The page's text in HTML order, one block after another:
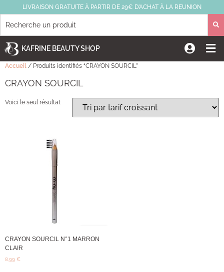
LIVRAISON GRATUITE À PARTIR DE 29€ D’ACHAT À LA REUNION
KAFRINE BEAUTY SHOP
Accueil / Produits identifiés “CRAYON SOURCIL”
CRAYON SOURCIL
Voici le seul résultat
CRAYON SOURCIL N°1 MARRON
CLAIR
8,99 €